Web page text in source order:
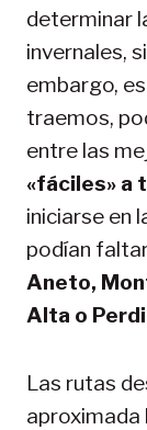
determinar
invernales,
embargo,
traemos,
entre las
«fáciles» a
iniciarse en
podían
Aneto,
Alta o
Las rutas
aproximada